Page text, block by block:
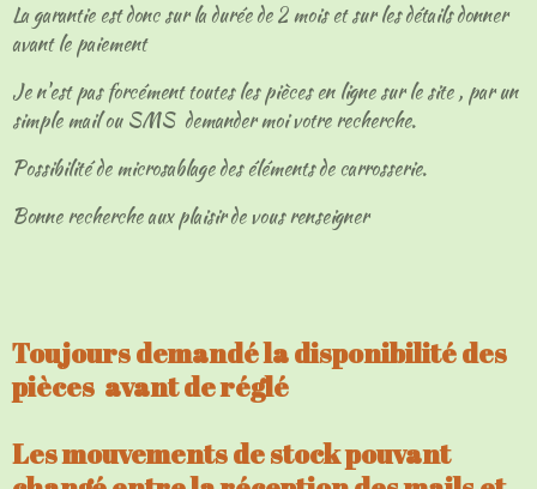
La garantie est donc sur la durée de 2 mois et sur les détails donner
avant le paiement
Je n'est pas forcément toutes les pièces en ligne sur le site , par un
simple mail ou SMS demander moi votre recherche.
Possibilité de microsablage des éléments de carrosserie.
Bonne recherche aux plaisir de vous renseigner
Toujours demandé la disponibilité des
pièces avant de réglé
Les mouvements de stock pouvant